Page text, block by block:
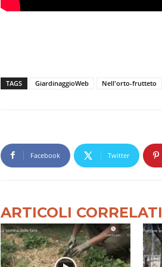
TAGS GiardinaggioWeb Nell'orto-frutteto
Facebook Twitter
ARTICOLI CORRELATI